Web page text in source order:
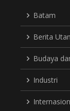
Batam
Berita
Budaya
Industri